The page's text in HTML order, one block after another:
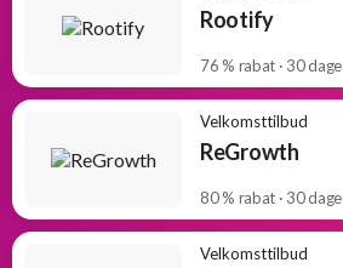
Rootify
76 % rabat · 30 dage
Velkomsttilbud
ReGrowth
80 % rabat · 30 dage
Velkomsttilbud